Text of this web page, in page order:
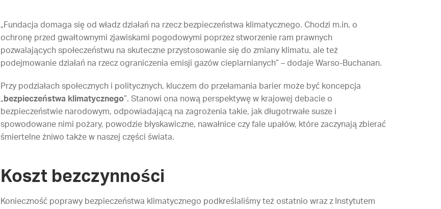
„Fundacja domaga się od władz działań na rzecz bezpieczeństwa klimatycznego. Chodzi m.in. o
ochronę przed gwałtownymi zjawiskami pogodowymi poprzez stworzenie ram prawnych
pozwalających społeczeństwu na skuteczne przystosowanie się do zmiany klimatu, ale też
podejmowanie działań na rzecz ograniczenia emisji gazów cieplarnianych” – dodaje Warso-Buchanan.
Przy podziałach społecznych i politycznych, kluczem do przełamania barier może być koncepcja
„ bezpieczeństwa klimatycznego”. Stanowi ona nową perspektywę w krajowej debacie o
bezpieczeństwie narodowym, odpowiadającą na zagrożenia takie, jak długotrwałe susze i
spowodowane nimi pożary, powodzie błyskawiczne, nawałnice czy fale upałów, które zaczynają zbierać
śmiertelne żniwo także w naszej części świata.
Koszt bezczynności
Konieczność poprawy bezpieczeństwa klimatycznego podkreślaliśmy też ostatnio wraz z Instytutem